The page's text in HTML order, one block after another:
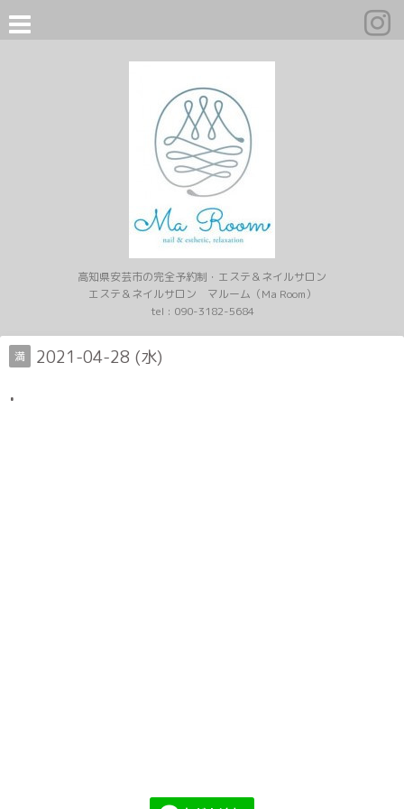
高知県安芸市の完全予約制・エステ＆ネイルサロン
エステ＆ネイルサロン マルーム（Ma Room）
tel : 090-3182-5684
満 2021-04-28 (水)
.